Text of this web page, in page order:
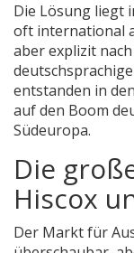
Die Lösung liegt
oft international
aber explizit
entstanden in
auf den Boom
Südeuropa.
Die
Hiscox
Der Markt für